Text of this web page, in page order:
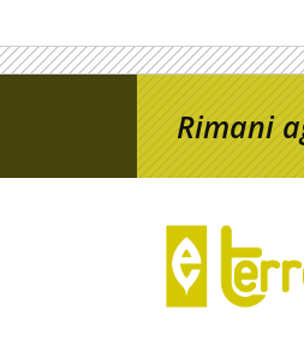
Rimani